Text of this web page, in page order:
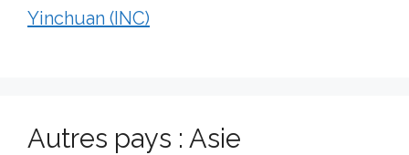
Yinchuan (INC)
Autres pays : Asie